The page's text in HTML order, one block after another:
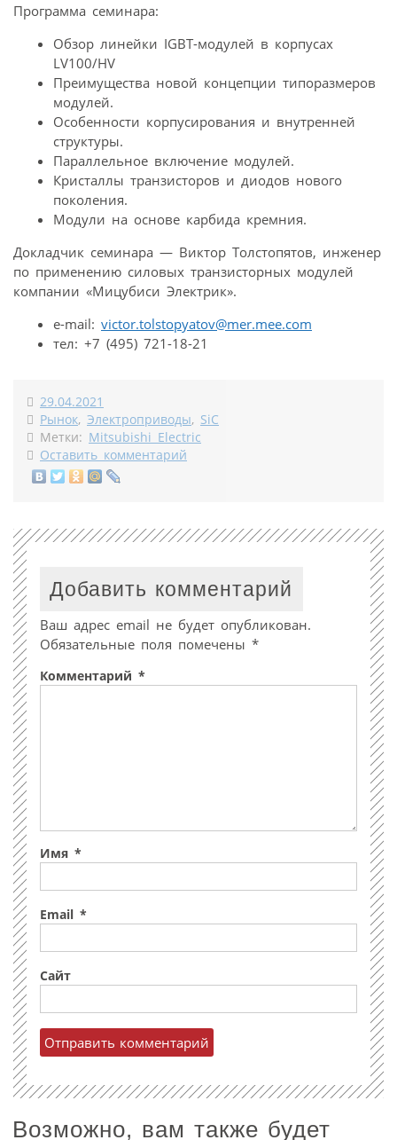
Программа семинара:
Обзор линейки IGBT-модулей в корпусах
LV100/HV
Преимущества новой концепции типоразмеров
модулей.
Особенности корпусирования и внутренней
структуры.
Параллельное включение модулей.
Кристаллы транзисторов и диодов нового
поколения.
Модули на основе карбида кремния.
Докладчик семинара — Виктор Толстопятов, инженер
по применению силовых транзисторных модулей
компании «Мицубиси Электрик».
e-mail: victor.tolstopyatov@mer.mee.com
тел: +7 (495) 721-18-21
29.04.2021
Рынок, Электроприводы, SiC
Метки: Mitsubishi Electric
Оставить комментарий
Добавить комментарий
Ваш адрес email не будет опубликован.
Обязательные поля помечены *
Комментарий *
Имя *
Email *
Сайт
Возможно, вам также будет